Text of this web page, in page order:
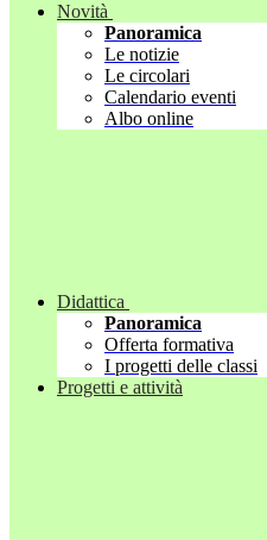
Novità
Panoramica
Le notizie
Le circolari
Calendario eventi
Albo online
Didattica
Panoramica
Offerta formativa
I progetti delle classi
Progetti e attività